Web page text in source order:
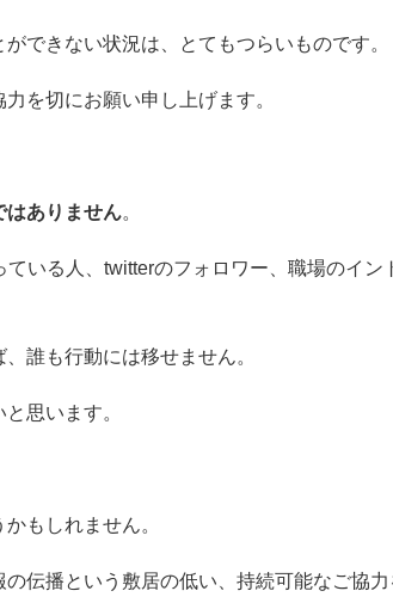
できない状況は、とてもつらいものです。
を切にお願い申し上げます。
はありません。
いる人、twitterのフォロワー、職場のイ
誰も行動には移せません。
思います。
もしれません。
伝播という敷居の低い、持続可能なご協力